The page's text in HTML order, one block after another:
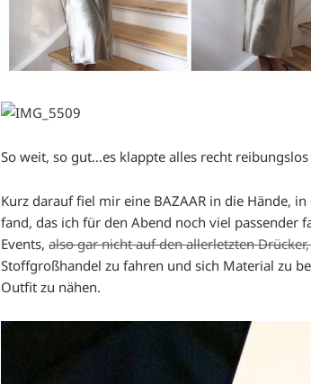
So weit, so gut…es klappte alles recht reibungslos
Kurz darauf fiel mir eine BAZAAR in die Hände,
fand, das ich für den Abend noch viel passender
Events,also gar nicht auf den allerletzten
Stoffgroßhandel zu fahren und sich Material zu
Outfit zu nähen.